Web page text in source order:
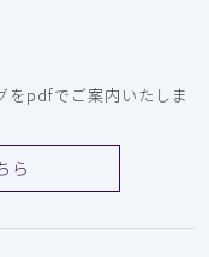
をpdfでご案内いたしま
ら